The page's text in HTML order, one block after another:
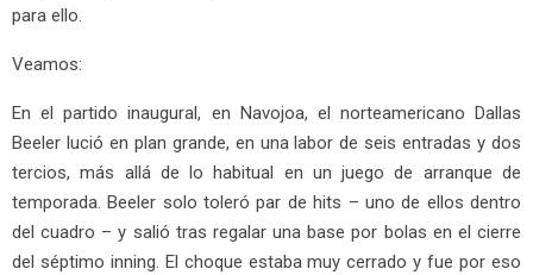
para ello.
Veamos:
En el partido inaugural, en Navojoa, el norteamericano Dallas
Beeler lució en plan grande, en una labor de seis entradas y dos
tercios, más allá de lo habitual en un juego de arranque de
temporada. Beeler solo toleró par de hits – uno de ellos dentro
del cuadro – y salió tras regalar una base por bolas en el cierre
del séptimo inning. El choque estaba muy cerrado y fue por eso